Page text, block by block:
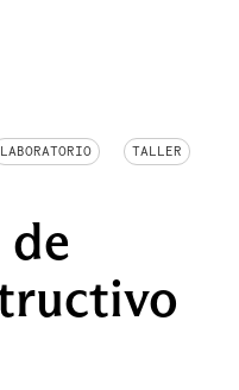
LABORATORIO TALLER